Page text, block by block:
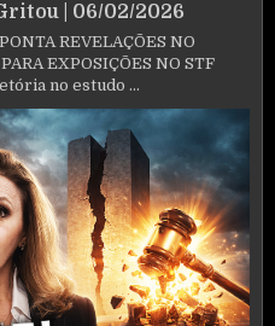
| 06/02/2026
REVELAÇÕES NO
EXPOSIÇÕES NO STF
no estudo ...